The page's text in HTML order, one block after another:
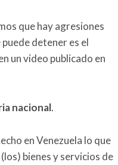
que hay agresiones
detener es el
un video publicado en
nacional.
en Venezuela lo que
bienes y servicios de